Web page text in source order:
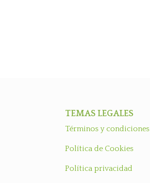
TEMAS LEGALES
Términos y condiciones
Política de Cookies
Política privacidad